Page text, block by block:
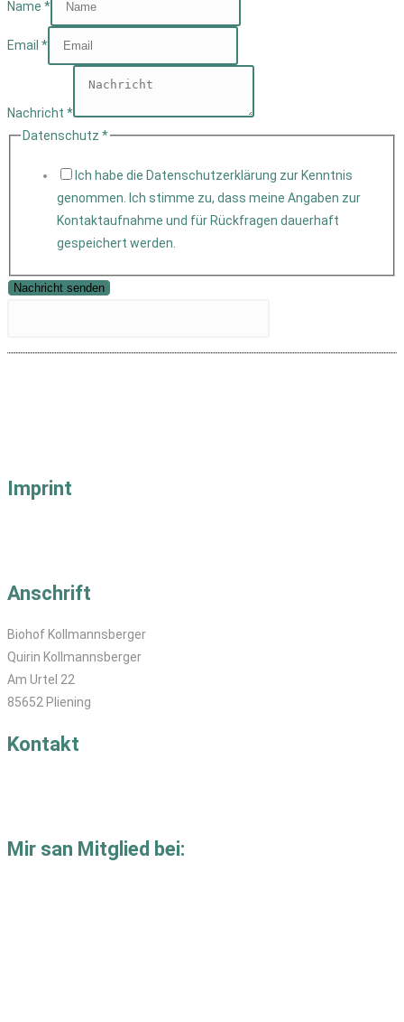
Name *
Email *
Nachricht *
Datenschutz *
Ich habe die Datenschutzerklärung zur Kenntnis
genommen. Ich stimme zu, dass meine Angaben zur
Kontaktaufnahme und für Rückfragen dauerhaft
gespeichert werden.
Nachricht senden
Imprint
Anschrift
Biohof Kollmannsberger
Quirin Kollmannsberger
Am Urtel 22
85652 Pliening
Kontakt
Mir san Mitglied bei: